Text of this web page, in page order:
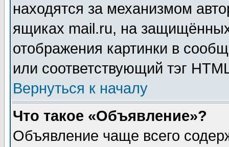
находятся за механизмом
ящиках mail.ru, на
отображения картинки в
или соответствующий тэг
Вернуться к началу
Что такое «Объявление»?
Объявление чаще всего